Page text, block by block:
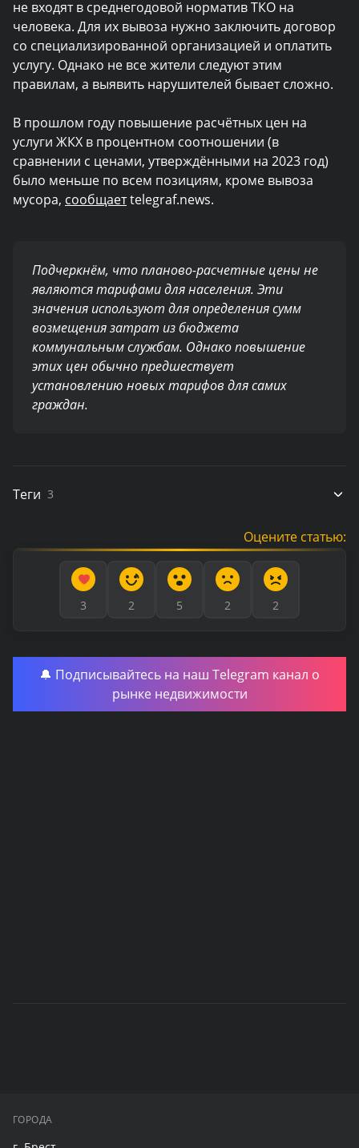
не входят в среднегодовой норматив ТКО на
человека. Для их вывоза нужно заключить договор
со специализированной организацией и оплатить
услугу. Однако не все жители следуют этим
правилам, а выявить нарушителей бывает сложно.
В прошлом году повышение расчётных цен на
услуги ЖКХ в процентном соотношении (в
сравнении с ценами, утверждёнными на 2023 год)
было меньше по всем позициям, кроме вывоза
мусора, сообщаетtelegraf.news.
Подчеркнём, что планово-расчетные цены не
являются тарифами для населения. Эти
значения используют для определения сумм
возмещения затрат из бюджета
коммунальным службам. Однако повышение
этих цен обычно предшествует
установлению новых тарифов для самих
граждан.
Теги 3
Оцените статью:
3 2 5 2 2
🔔 Подписывайтесь на наш Telegram канал о
рынке недвижимости
ГОРОДА